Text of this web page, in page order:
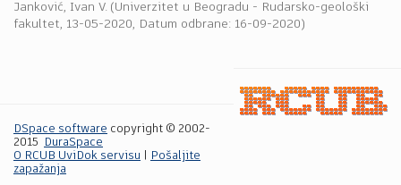
Janković, Ivan V. (Univerzitet u Beogradu - Rudarsko-geološki
fakultet, 13-05-2020, Datum odbrane: 16-09-2020)
DSpace software copyright © 2002-
2015
DuraSpace
O RCUB UviDok servisu
Pošaljite
zapažanja